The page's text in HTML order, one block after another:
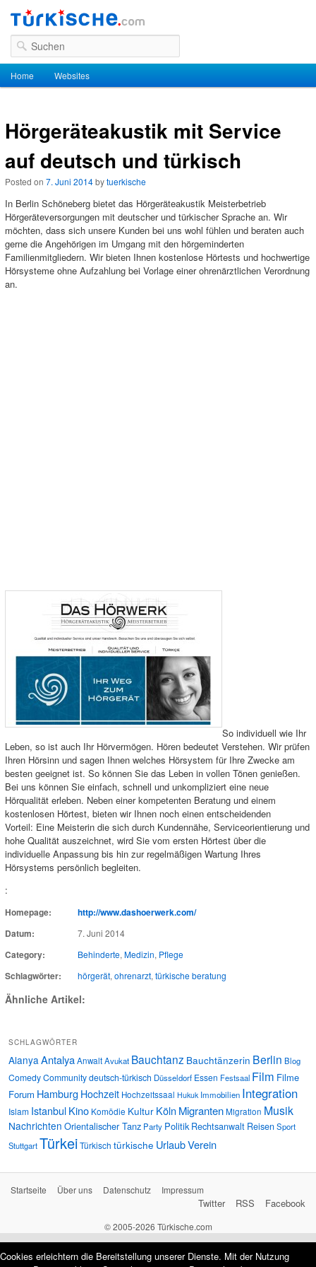
Suchen
Hauptmenü
Zum Inhalt wechseln
Zum sekundären Inhalt wechseln
Home Websites
Hörgeräteakustik mit Service
auf deutsch und türkisch
Posted on 7. Juni 2014 bytuerkische
In Berlin Schöneberg bietet das Hörgeräteakustik Meisterbetrieb
Hörgeräteversorgungen mit deutscher und türkischer Sprache an. Wir
möchten, dass sich unsere Kunden bei uns wohl fühlen und beraten auch
gerne die Angehörigen im Umgang mit den hörgeminderten
Familienmitgliedern. Wir bieten Ihnen kostenlose Hörtests und hochwertige
Hörsysteme ohne Aufzahlung bei Vorlage einer ohrenärztlichen Verordnung
an.
So individuell wie Ihr
Leben, so ist auch Ihr Hörvermögen. Hören bedeutet Verstehen. Wir prüfen
Ihren Hörsinn und sagen Ihnen welches Hörsystem für Ihre Zwecke am
besten geeignet ist. So können Sie das Leben in vollen Tönen genießen.
Bei uns können Sie einfach, schnell und unkompliziert eine neue
Hörqualität erleben. Neben einer kompetenten Beratung und einem
kostenlosen Hörtest, bieten wir Ihnen noch einen entscheidenden
Vorteil: Eine Meisterin die sich durch Kundennähe, Serviceorientierung und
hohe Qualität auszeichnet, wird Sie vom ersten Hörtest über die
individuelle Anpassung bis hin zur regelmäßigen Wartung Ihres
Hörsystems persönlich begleiten.
:
Homepage:
http://www.dashoerwerk.com/
Datum:
7. Juni 2014
Category: Behinderte, Medizin, Pflege
Schlagwörter: hörgerät, ohrenarzt, türkische beratung
Ähnliche Artikel:
SCHLAGWÖRTER
Alanya AntalyaAnwaltAvukat Bauchtanz Bauchtänzerin Berlin Blog
ComedyCommunitydeutsch-türkisch Düsseldorf Essen Festsaal Film Filme
Forum Hamburg Hochzeit Hochzeitssaal Hukuk Immobilien Integration
Islam IstanbulKino Komödie Kultur Köln MigrantenMigration Musik
Nachrichten Orientalischer Tanz Party Politik Rechtsanwalt ReisenSport
StuttgartTürkeiTürkisch türkische UrlaubVerein
Startseite Über uns Datenschutz Impressum
Facebook
RSS
Twitter
© 2005-2026 Türkische.com
Cookies erleichtern die Bereitstellung unserer Dienste. Mit der Nutzung